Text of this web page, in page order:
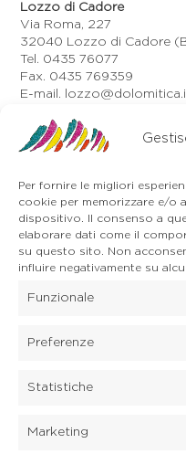
Per fornire le migliori
cookie per memorizzare e/o
dispositivo. Il consenso a
elaborare dati come il
su questo sito. Non
influire negativamente su
Funzionale
Preferenze
Statistiche
Marketing
Lozzo di Cadore
Via Roma, 227
32040 Lozzo di Cadore
Tel. 0435 76077
Fax. 0435 769359
E-mail.
Auronzo di Cadore
Via Unione, 21/B
32041 Auronzo di Cadore
E-mail.
Cortina d'Ampezzo
32043 Cortina
Tel. 0436 4127
E-mail.
S. Stefano di Cadore
32045 S. Stefano di
32040 Candide di